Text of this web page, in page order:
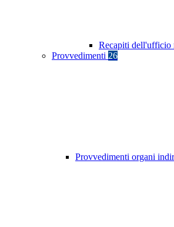
Recapiti dell'ufficio
Provvedimenti 26
Provvedimenti organi